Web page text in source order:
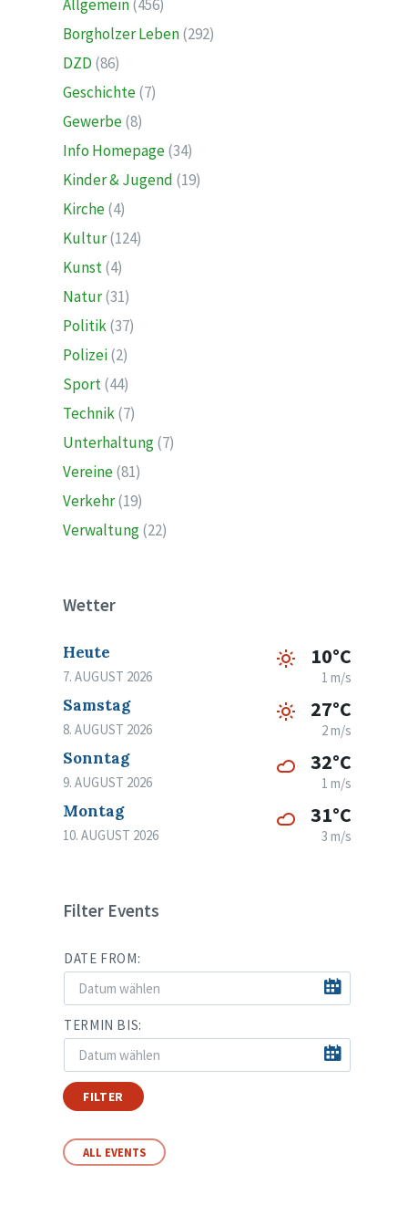
Allgemein(456)
Borgholzer Leben(292)
DZD (86)
Geschichte(7)
Gewerbe(8)
Info Homepage(34)
Kinder & Jugend (19)
Kirche(4)
Kultur(124)
Kunst(4)
Natur(31)
Politik(37)
Polizei(2)
Sport(44)
Technik(7)
Unterhaltung(7)
Vereine(81)
Verkehr(19)
Verwaltung(22)
Wetter
Heute
7. AUGUST 2026
10°C
1 m/s
Samstag
8. AUGUST 2026
27°C
2 m/s
Sonntag
9. AUGUST 2026
32°C
1 m/s
Montag
10. AUGUST 2026
31°C
3 m/s
Filter Events
DATE FROM:
TERMIN BIS:
FILTER
ALL EVENTS